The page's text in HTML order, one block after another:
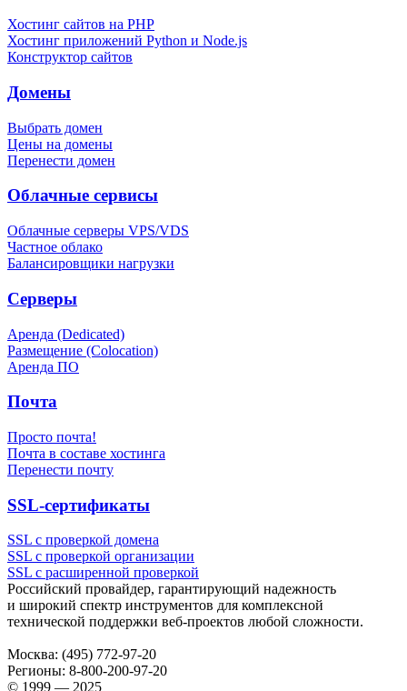
Хостинг сайтов на PHP
Хостинг приложений Python и Node.js
Конструктор сайтов
Домены
Выбрать домен
Цены на домены
Перенести домен
Облачные сервисы
Облачные серверы VPS/VDS
Частное облако
Балансировщики нагрузки
Серверы
Аренда (Dedicated)
Размещение (Colocation)
Аренда ПО
Почта
Просто почта!
Почта в составе хостинга
Перенести почту
SSL-сертификаты
SSL с проверкой домена
SSL с проверкой организации
SSL с расширенной проверкой
Российский провайдер, гарантирующий надежность
и широкий спектр инструментов для комплексной
технической поддержки веб-проектов любой сложности.
Москва: (495) 772-97-20
Регионы: 8-800-200-97-20
© 1999 — 2025